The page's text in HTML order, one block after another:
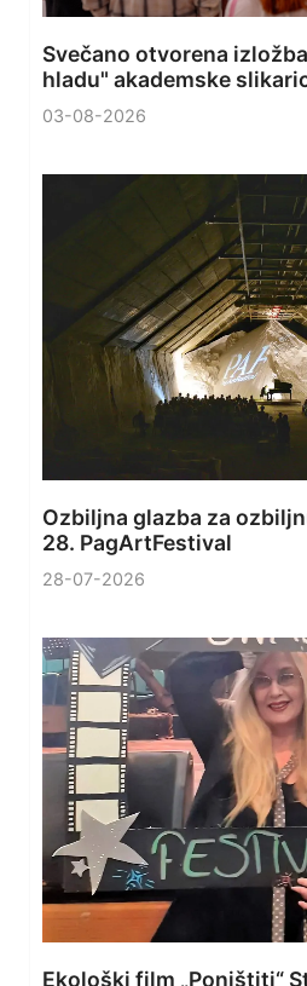
Svečano otvorena
hladu" akademske
03-08-2026
Ozbiljna glazba za
28. PagArtFestival
28-07-2026
Ekološki film „Poništiti“